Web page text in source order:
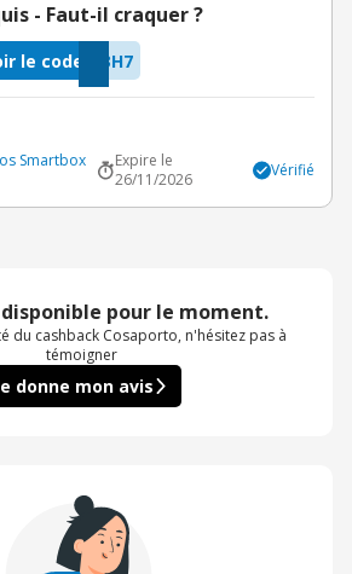
- Faut-il craquer ?
3H7
le code
Smartbox
Expire le
26/11/2026
Vérifié
pour le moment.
du cashback Cosaporto, n'hésitez pas à
témoigner
donne mon avis